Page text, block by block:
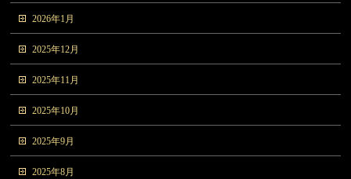
2026年1月
2025年12月
2025年11月
2025年10月
2025年9月
2025年8月